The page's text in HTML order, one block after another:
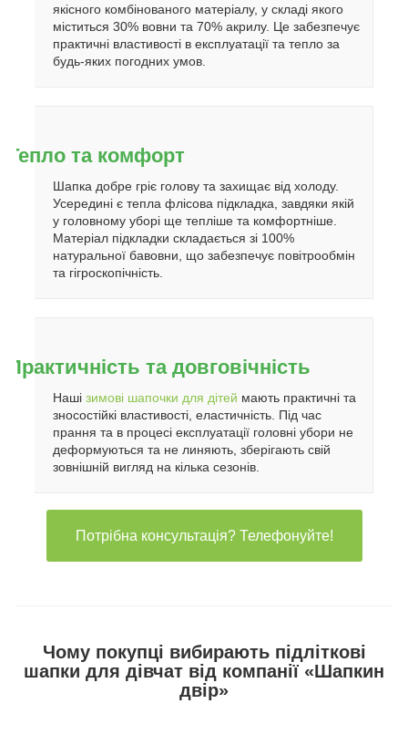
якісного комбінованого матеріалу, у складі якого
міститься 30% вовни та 70% акрилу. Це забезпечує
практичні властивості в експлуатації та тепло за
будь-яких погодних умов.
Тепло та комфорт
Шапка добре гріє голову та захищає від холоду.
Усередині є тепла флісова підкладка, завдяки якій
у головному уборі ще тепліше та комфортніше.
Матеріал підкладки складається зі 100%
натуральної бавовни, що забезпечує повітрообмін
та гігроскопічність.
Практичність та довговічність
Наші зимові шапочки для дітей мають практичні та
зносостійкі властивості, еластичність. Під час
прання та в процесі експлуатації головні убори не
деформуються та не линяють, зберігають свій
зовнішній вигляд на кілька сезонів.
Потрібна консультація? Телефонуйте!
Чому покупці вибирають підліткові
шапки для дівчат від компанії «Шапкин
двір»